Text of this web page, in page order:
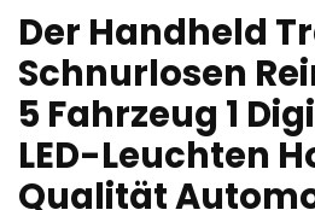
Der Handheld
Schnurlosen
5 Fahrzeug 1
LED-Leuchten
Qualität